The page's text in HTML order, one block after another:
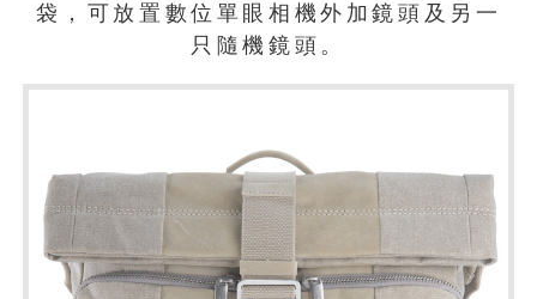
袋，可放置數位單眼相機外加鏡頭及另一
只隨機鏡頭。